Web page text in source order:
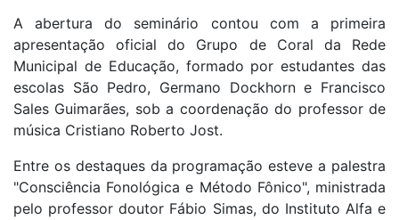
A abertura do seminário contou com a primeira
apresentação oficial do Grupo de Coral da Rede
Municipal de Educação, formado por estudantes das
escolas São Pedro, Germano Dockhorn e Francisco
Sales Guimarães, sob a coordenação do professor de
música Cristiano Roberto Jost.
Entre os destaques da programação esteve a palestra
"Consciência Fonológica e Método Fônico", ministrada
pelo professor doutor Fábio Simas, do Instituto Alfa e